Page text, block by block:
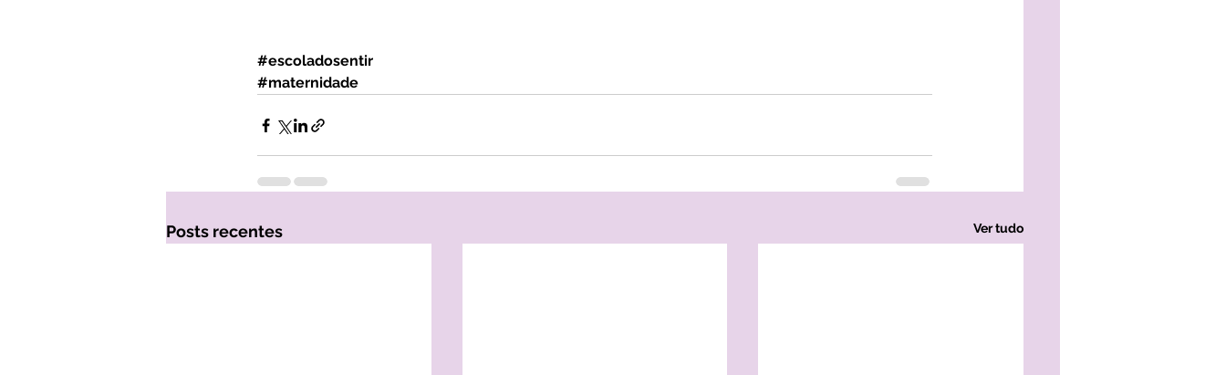
#escoladosentir
#maternidade
Posts recentes Ver tudo